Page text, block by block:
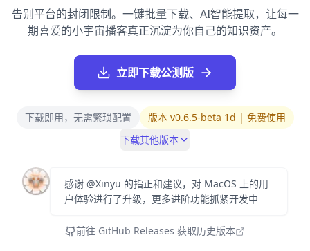
告别平台的封闭限制。一键批量下载、AI智能提取，让每一
期喜爱的小宇宙播客真正沉淀为你自己的知识资产。
立即下载公测版
下载即用，无需繁琐配置
版本 v0.6.5-beta 1d | 免费使用
下载其他版本
感谢 @Xinyu 的指正和建议，对 MacOS 上的用
户体验进行了升级，更多进阶功能抓紧开发中
前往 GitHub Releases 获取历史版本